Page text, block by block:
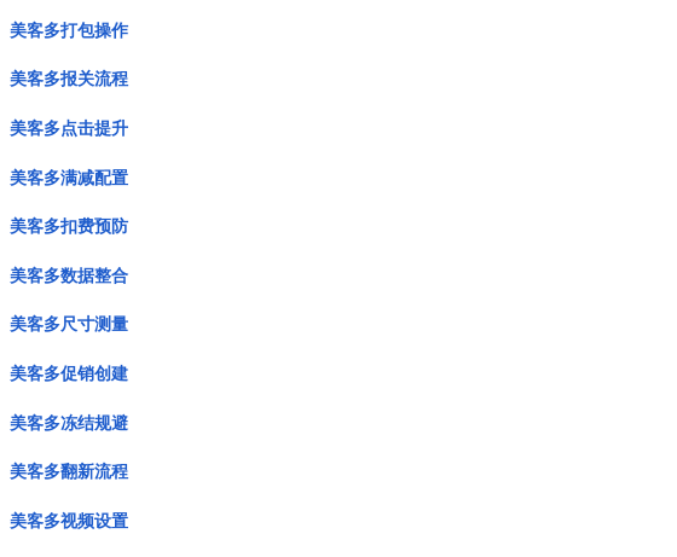
美客多打包操作
美客多报关流程
美客多点击提升
美客多满减配置
美客多扣费预防
美客多数据整合
美客多尺寸测量
美客多促销创建
美客多冻结规避
美客多翻新流程
美客多视频设置